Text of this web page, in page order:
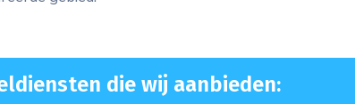
die wij aanbieden: